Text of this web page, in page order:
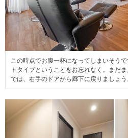
この時点でお腹一杯になってしまいそう
トタイプということをお忘れなく。まだ
では、右手のドアから廊下に戻りましょう